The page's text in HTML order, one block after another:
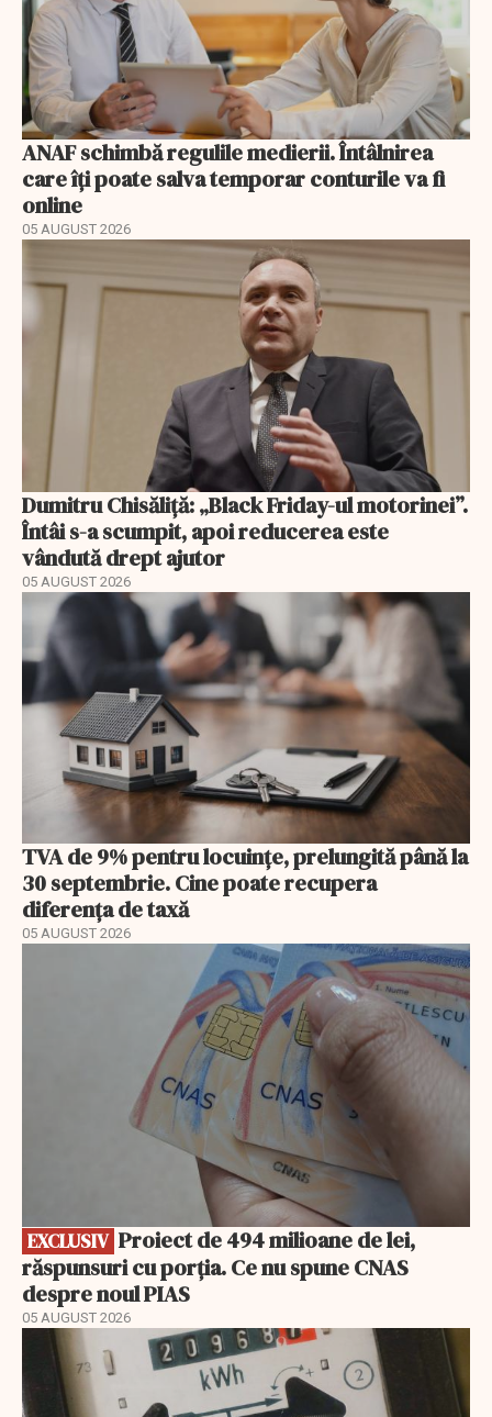
ANAF schimbă regulile medierii. Întâlnirea
care îți poate salva temporar conturile va fi
online
05 AUGUST 2026
Dumitru Chisăliță: „Black Friday-ul motorinei”.
Întâi s-a scumpit, apoi reducerea este
vândută drept ajutor
05 AUGUST 2026
TVA de 9% pentru locuințe, prelungită până la
30 septembrie. Cine poate recupera
diferența de taxă
05 AUGUST 2026
EXCLUSIV
răspunsuri cu porția. Ce nu spune CNAS
despre noul PIAS
05 AUGUST 2026